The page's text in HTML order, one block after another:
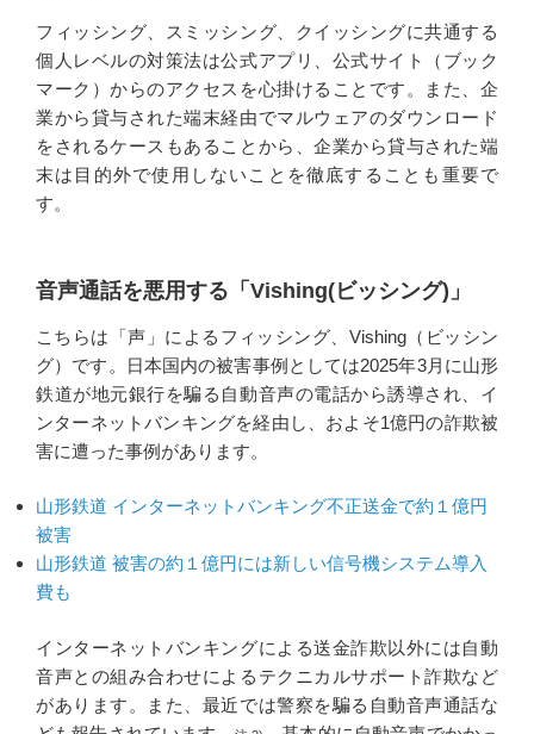
フィッシング、スミッシング、クイッシングに共通する
個人レベルの対策法は公式アプリ、公式サイト（ブック
マーク）からのアクセスを心掛けることです。また、企
業から貸与された端末経由でマルウェアのダウンロード
をされるケースもあることから、企業から貸与された端
末は目的外で使用しないことを徹底することも重要で
す。
音声通話を悪用する「Vishing(ビッシング)」
こちらは「声」によるフィッシング、Vishing（ビッシン
グ）です。日本国内の被害事例としては2025年3月に山形
鉄道が地元銀行を騙る自動音声の電話から誘導され、イ
ンターネットバンキングを経由し、およそ1億円の詐欺被
害に遭った事例があります。
山形鉄道 インターネットバンキング不正送金で約１億円
被害
山形鉄道 被害の約１億円には新しい信号機システム導入
費も
インターネットバンキングによる送金詐欺以外には自動
音声との組み合わせによるテクニカルサポート詐欺など
があります。また、最近では警察を騙る自動音声通話な